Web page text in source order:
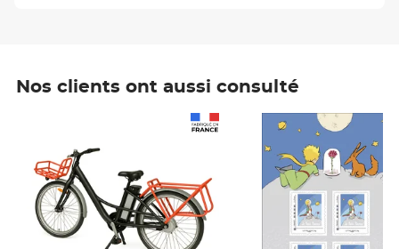
Nos clients ont aussi consulté
Prix 7,50€